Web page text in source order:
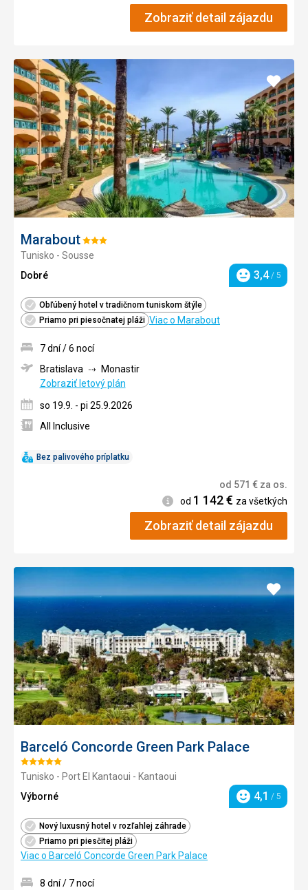
Zobraziť detail zájazdu
MaraboutHodnotenie:
3/5
Tunisko - Sousse
Dobré
Hodnotenie
3,4/ 5
Obľúbený hotel v tradičnom tuniskom štýle
Priamo pri piesočnatej pláži Viac o Marabout
Pridať
do
Bez palivového príplatku
7 dní / 6 nocí
Bratislava
Monastir
Zobraziť letový plán
so 19.9. - pi 25.9.2026
All Inclusive
od 571 € za os.
Informácie
od 1 142€ za všetkých
Zobraziť detail zájazdu
Barceló Concorde Green Park Palace
Hodnotenie:
5/5
Tunisko - Port El Kantaoui - Kantaoui
Výborné
Hodnotenie
4,1 / 5
Nový luxusný hotel v rozľahlej záhrade
Priamo pri piesčitej pláži
Viac o Barceló Concorde Green Park Palace
Pridať
do
8 dní / 7 nocí